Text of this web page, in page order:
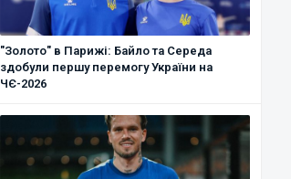
"Золото" в Парижі: Байло та Середа
здобули першу перемогу України на
ЧЄ-2026